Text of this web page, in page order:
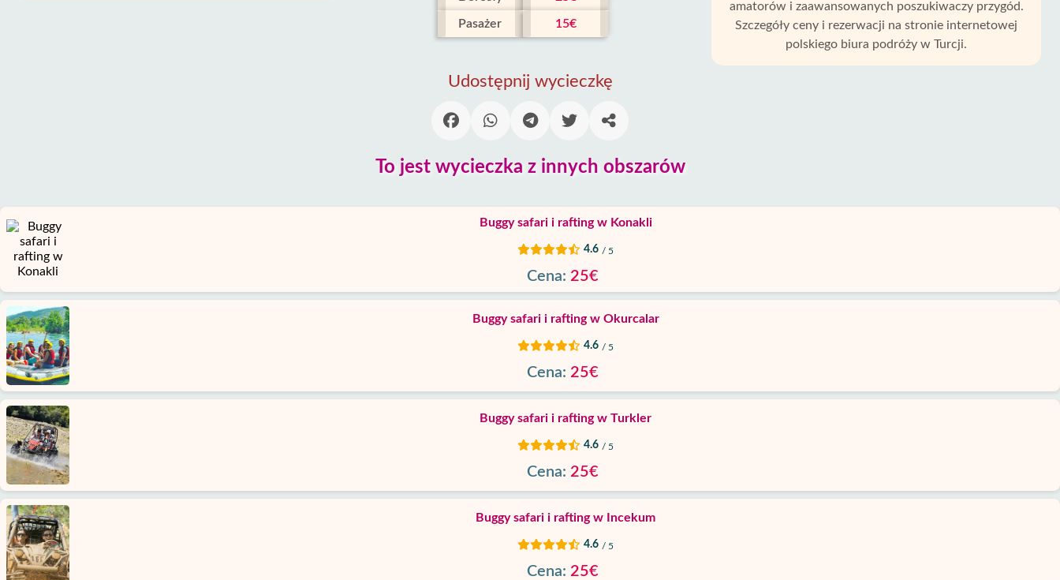
Strona
Główna
amatorów i zaawansowanych poszukiwaczy przygód.
Szczegóły ceny i rezerwacji na stronie internetowej
polskiego biura podróży w Turcji.
Pasażer 15€
Udostępnij wycieczkę
To jest wycieczka z innych obszarów
Buggy safari i rafting w Konakli
4.6 / 5
Cena: 25€
Buggy safari i rafting w Okurcalar
4.6 / 5
Cena: 25€
Buggy safari i rafting w Turkler
4.6 / 5
Cena: 25€
Buggy safari i rafting w Incekum
4.6 / 5
Cena: 25€